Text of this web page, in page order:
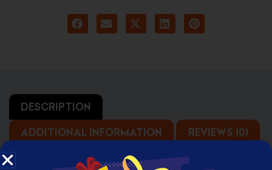
DESCRIPTION
ADDITIONAL INFORMATION REVIEWS (0)
Arnold Schwarzenegger High Resolution